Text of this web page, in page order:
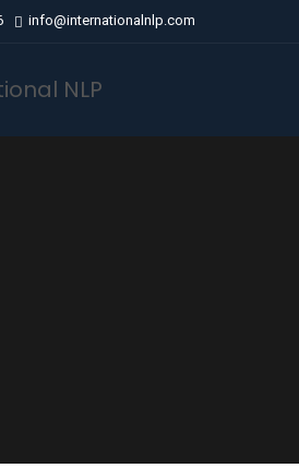
info@internationalnlp.com